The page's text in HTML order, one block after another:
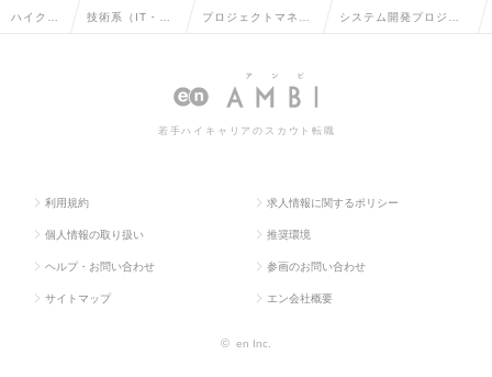
ハイクラ 技術系（IT・We プロジェクトマネー
転職
システム開発プロジェ
若手ハイキャリアのスカウト転職
利用規約 求人情報に関するポリシー
個人情報の取り扱い 推奨環境
ヘルプ・お問い合わせ 参画のお問い合わせ
サイトマップ エン会社概要
© en Inc.